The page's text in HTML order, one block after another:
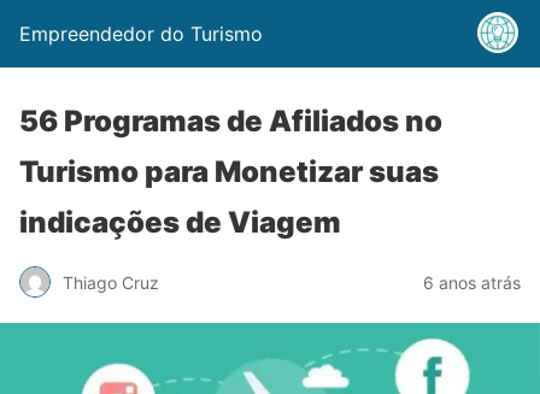
Empreendedor do Turismo
56 Programas de Afiliados no
Turismo para Monetizar suas
indicações de Viagem
Thiago Cruz 6 anos atrás